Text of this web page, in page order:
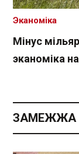
Мінус
эканоміка
Эканоміка
ЗАМЕЖЖА